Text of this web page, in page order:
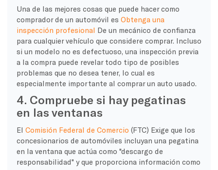
Una de las mejores cosas que puede hacer como
comprador de un automóvil es Obtenga una
inspección profesional De un mecánico de confianza
para cualquier vehículo que considere comprar. Incluso
si un modelo no es defectuoso, una inspección previa
a la compra puede revelar todo tipo de posibles
problemas que no desea tener, lo cual es
especialmente importante al comprar un auto usado.
4. Compruebe si hay pegatinas
en las ventanas
El Comisión Federal de Comercio (FTC) Exige que los
concesionarios de automóviles incluyan una pegatina
en la ventana que actúa como "descargo de
responsabilidad" y que proporciona información como